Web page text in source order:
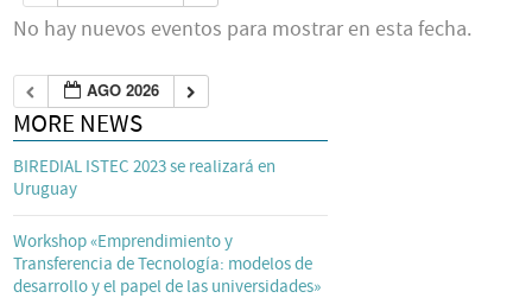
No hay nuevos eventos para mostrar en esta fecha.
AGO 2026
MORE NEWS
BIREDIAL ISTEC 2023 se realizará en
Uruguay
Workshop «Emprendimiento y
Transferencia de Tecnología: modelos de
desarrollo y el papel de las universidades»